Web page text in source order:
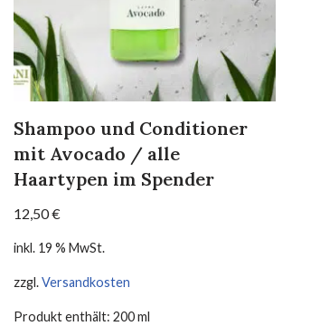
Shampoo und Conditioner
mit Avocado / alle
Haartypen im Spender
12,50€
inkl. 19 % MwSt.
zzgl.Versandkosten
Produkt enthält: 200ml